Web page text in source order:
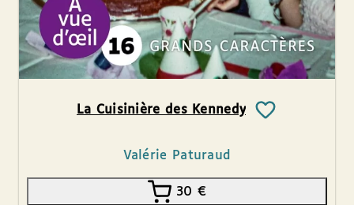
La Cuisinière des Kennedy
Valérie Paturaud
30 €